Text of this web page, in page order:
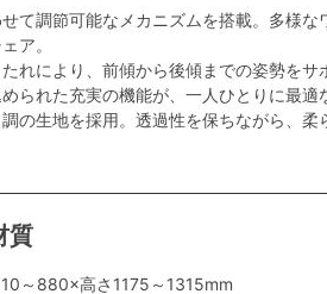
て調節可能なメカニズムを搭載。多様な
ア。
れにより、前傾から後傾までの姿勢をサ
られた充実の機能が、一人ひとりに最適
の生地を採用。透過性を保ちながら、柔
質
～880×高さ1175～1315mm